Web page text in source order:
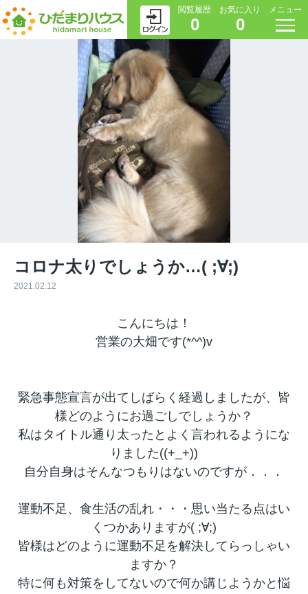
閲覧履歴
0
お気に入り
0
メニュー
コロナ太りでしょうか…( ;∀;)
2021.02.12
こんにちは！
営業の大畑です(*^^)v
緊急事態宣言が出てしばらく経過しましたが、皆
様どのようにお過ごしでしょうか？
私はタイトル通り太ったとよく言われるようにな
りました((+_+))
自分自身はそんなつもりはないのですが．．．
運動不足、食生活の乱れ・・・思い当たる点はい
くつかありますが( ;∀;)
皆様はどのように運動不足を解決してらっしゃい
ますか？
特に何も対策をしてないので何か講じようかと悩